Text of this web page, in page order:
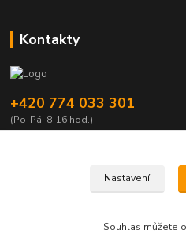
Kontakty
+420 774 033 301
(Po-Pá, 8-16 hod.)
Nastavení
Souhlas můžete